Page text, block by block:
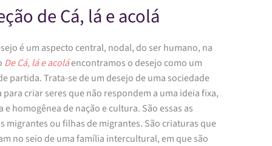
de Cá, lá e acolá
é um aspecto central, nodal, do ser humano, na
De Cá, lá e acoláencontramos o desejo como um
partida. Trata-se de um desejo de uma sociedade
criar seres que não respondem a uma ideia fixa,
e homogênea de nação e cultura. São essas as
migrantes ou filhas de migrantes. São criaturas que
no seio de uma família intercultural, em que são